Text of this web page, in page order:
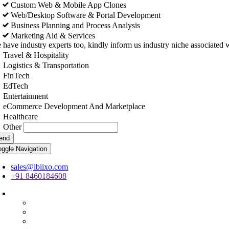
Custom Web & Mobile App Clones
Web/Desktop Software & Portal Development
Business Planning and Process Analysis
Marketing Aid & Services
have industry experts too, kindly inform us industry niche associated
Travel & Hospitality
Logistics & Transportation
FinTech
EdTech
Entertainment
eCommerce Development And Marketplace
Healthcare
Other
Navigation
sales@ibiixo.com
+91 8460184608